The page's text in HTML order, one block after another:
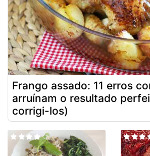
Frango assado: 11 erros
arruínam o resultado
corrigi-los)